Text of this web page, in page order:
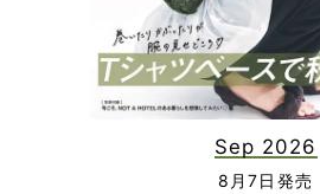
Sep 2026
8月7日発売